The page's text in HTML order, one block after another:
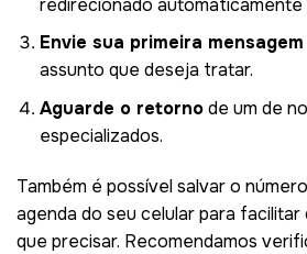
redirecionado automaticamente
Envie sua primeira mensagem
assunto que deseja tratar.
Aguarde o retornode um de
especializados.
Também é possível salvar o
agenda do seu celular para
que precisar. Recomendamos